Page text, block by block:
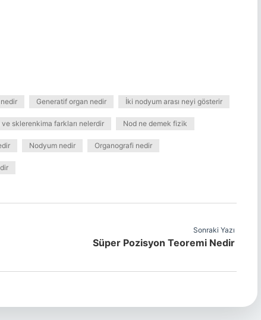
Generatif organ nedir İki nodyum arası neyi gösterir
sklerenkima farkları nelerdir Nod ne demek fizik
Nodyum nedir Organografi nedir
Sonraki Yazı
Süper Pozisyon Teoremi Nedir